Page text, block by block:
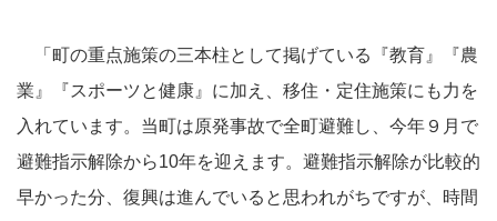
「町の重点施策の三本柱として掲げている『教育』『農
業』『スポーツと健康』に加え、移住・定住施策にも力を
入れています。当町は原発事故で全町避難し、今年９月で
避難指示解除から10年を迎えます。避難指示解除が比較的
早かった分、復興は進んでいると思われがちですが、時間